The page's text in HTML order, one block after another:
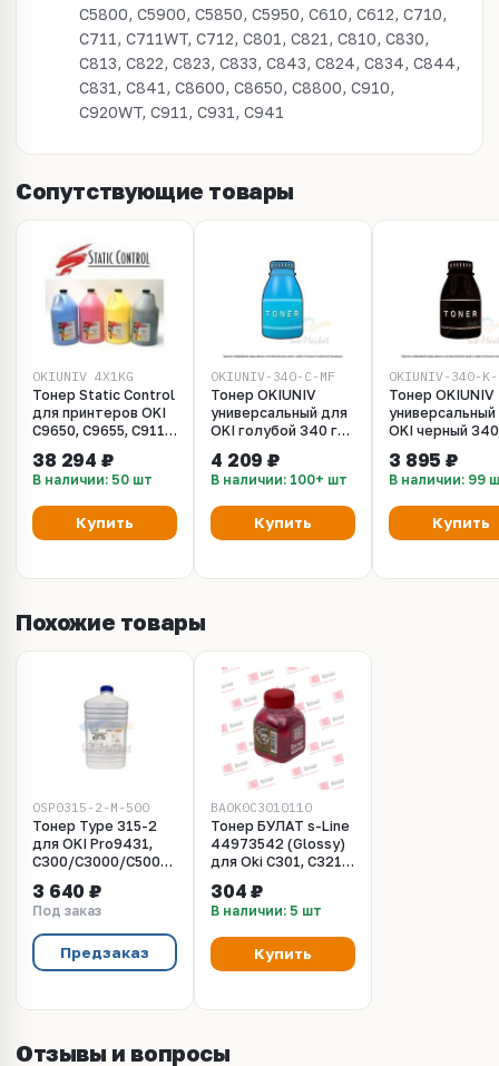
C5800, C5900, C5850, C5950, C610, C612, C710,
C711, C711WT, C712, C801, C821, C810, C830,
C813, C822, C823, C833, C843, C824, C834, C844,
C831, C841, C8600, C8650, C8800, C910,
C920WT, C911, C931, C941
Сопутствующие товары
OKIUNIV_4X1KG
Тонер Static Control
для принтеров OKI
C9650, C9655, C911,
- CMYK 4 x 1 кг. (SCC
OKIUNIV / OKIUNIV-
1)
38 294 ₽
В наличии: 50 шт
Купить
OKIUNIV-340-C-MF
Тонер OKIUNIV
универсальный для
OKI голубой 340 гр.
4 209 ₽
В наличии: 100+ шт
Купить
OKIUNIV-340-K-
Тонер OKIUNIV
OKI черный
3 895 ₽
В наличии: 99
Купить
Похожие товары
OSP0315-2-M-500
Тонер Type 315-2
для OKI Pro9431,
C300/C3000/C500/C5000/C600/C700/C800/C8000/C900
Magenta, 500г/бут,
(унив.), OSP0315-2-
M-500
3 640 ₽
Под заказ
Предзаказ
BAOK0C3010110
Тонер БУЛАТ s-Line
44973542 (Glossy)
для Oki C301, C321,
банка 40 г)
304 ₽
В наличии: 5 шт
Купить
Отзывы и вопросы